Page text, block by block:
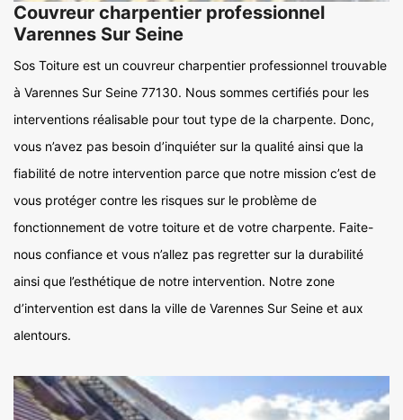
Couvreur charpentier professionnel
Varennes Sur Seine
Sos Toiture est un couvreur charpentier professionnel trouvable
à Varennes Sur Seine 77130. Nous sommes certifiés pour les
interventions réalisable pour tout type de la charpente. Donc,
vous n’avez pas besoin d’inquiéter sur la qualité ainsi que la
fiabilité de notre intervention parce que notre mission c’est de
vous protéger contre les risques sur le problème de
fonctionnement de votre toiture et de votre charpente. Faite-
nous confiance et vous n’allez pas regretter sur la durabilité
ainsi que l’esthétique de notre intervention. Notre zone
d’intervention est dans la ville de Varennes Sur Seine et aux
alentours.